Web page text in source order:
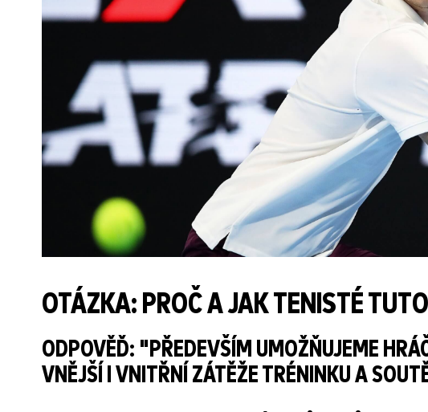
OTÁZKA: PROČ A JAK TENISTÉ
ODPOVĚĎ: "PŘEDEVŠÍM UMOŽŇUJEME
VNĚJŠÍ I VNITŘNÍ ZÁTĚŽE TRÉNINKU A